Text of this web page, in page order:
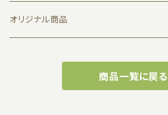
1011 by JUN KOGA
Albert I'mstein
オリジナル商品
商品一覧に戻る